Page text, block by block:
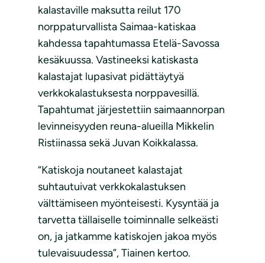
kalastaville maksutta reilut 170
norppaturvallista Saimaa-katiskaa
kahdessa tapahtumassa Etelä-Savossa
kesäkuussa. Vastineeksi katiskasta
kalastajat lupasivat pidättäytyä
verkkokalastuksesta norppavesillä.
Tapahtumat järjestettiin saimaannorpan
levinneisyyden reuna-alueilla Mikkelin
Ristiinassa sekä Juvan Koikkalassa.
“Katiskoja noutaneet kalastajat
suhtautuivat verkkokalastuksen
välttämiseen myönteisesti. Kysyntää ja
tarvetta tällaiselle toiminnalle selkeästi
on, ja jatkamme katiskojen jakoa myös
tulevaisuudessa”, Tiainen kertoo.